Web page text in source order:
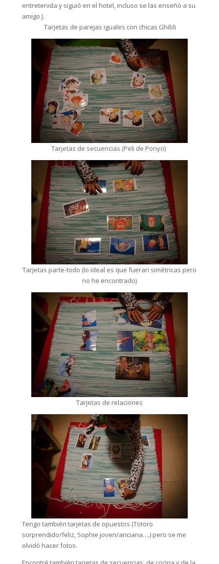
entretenida y siguió en el hotel, incluso se las enseñó a su
amigo J.
Tarjetas de parejas iguales con chicas Ghibli
Tarjetas de secuencias (Peli de Ponyo)
Tarjetas parte-todo (lo ideal es que fueran simétricas pero
no he encontrado)
Tarjetas de relaciones
Tengo también tarjetas de opuestos (Totoro
sorprendido/feliz, Sophie joven/anciana….) pero se me
olvidó hacer fotos.